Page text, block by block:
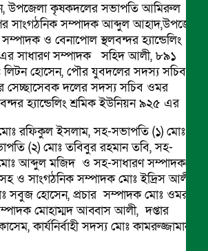
উপজেলা কৃষকদলের সভাপতি আমিরুল
সাংগঠনিক সম্পাদক আব্দুল আহাদ,উপজেলা
ও বেনাপোল স্থলবন্দর হ্যান্ডেলিং
সাধারণ সম্পাদক সহিদ আলী, ৮৯১
লিটন হোসেন, পৌর যুবদলের সদস্য সচিব
সেচ্ছাসেবক দলের সদস্য সচিব ওমর
হ্যান্ডেলিং শ্রমিক ইউনিয়ন ৯২৫ এর
রফিকুল ইসলাম, সহ-সভাপতি (১) মোঃ
(২) মোঃ তবিবুর রহমান তবি, সহ-
আব্দুল মজিদ ও সহ-সাধারণ সম্পাদক(২)
ও সাংগঠনিক সম্পাদক মোঃ ইদ্রিস আলী
সবুজ হোসেন, প্রচার সম্পাদক মোঃ ওমর
মোহাম্মদ আব্বাস আলী, দপ্তার
কার্যনির্বাহী সদস্য মোঃ কামরুজ্জামান